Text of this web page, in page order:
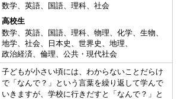
数学
英語 国語 理科
社会
高校生
数学
英語 国語 理科 物理 化学
生物
地学
社会 日本史 世界史
地理
政治経済
倫理 公共・現代社会
子どもが小さい頃には、わからないことだらけ
で「なんで？」という言葉を繰り返して学んで
いきますが、学校に行きだすと「なんで？」と